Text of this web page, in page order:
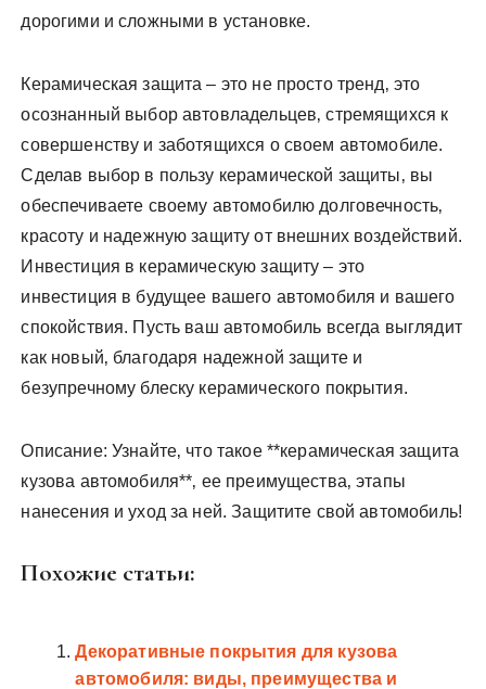
дорогими и сложными в установке.
Керамическая защита – это не просто тренд‚ это
осознанный выбор автовладельцев‚ стремящихся к
совершенству и заботящихся о своем автомобиле.
Сделав выбор в пользу керамической защиты‚ вы
обеспечиваете своему автомобилю долговечность‚
красоту и надежную защиту от внешних воздействий.
Инвестиция в керамическую защиту – это
инвестиция в будущее вашего автомобиля и вашего
спокойствия. Пусть ваш автомобиль всегда выглядит
как новый‚ благодаря надежной защите и
безупречному блеску керамического покрытия.
Описание: Узнайте‚ что такое **керамическая защита
кузова автомобиля**‚ ее преимущества‚ этапы
нанесения и уход за ней. Защитите свой автомобиль!
Похожие статьи:
Декоративные покрытия для кузова
автомобиля: виды, преимущества и